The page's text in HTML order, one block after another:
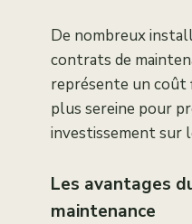
De nombreux
contrats de
représente un coût
plus sereine pour
investissement sur
Les avantages
maintenance